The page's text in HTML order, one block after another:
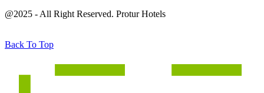
@2025 - All Right Reserved. Protur Hotels
Back To Top